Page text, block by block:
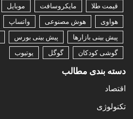
قیمت طلا
مایکروسافت موبایل
هواوی
هوش مصنوعی واتساپ
پیش بینی بازارها
پیش بینی بورس
گوشی کودکان
گوگل یوتیوب
دسته بندی مطالب
اقتصاد
تکنولوژی